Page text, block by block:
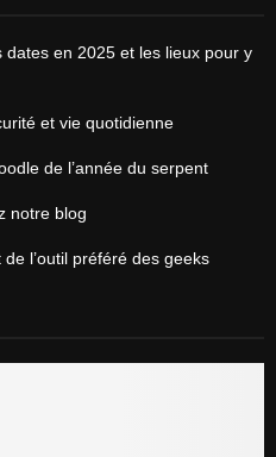
dates en 2025 et les lieux pour y
et vie quotidienne
de l’année du serpent
notre blog
l’outil préféré des geeks